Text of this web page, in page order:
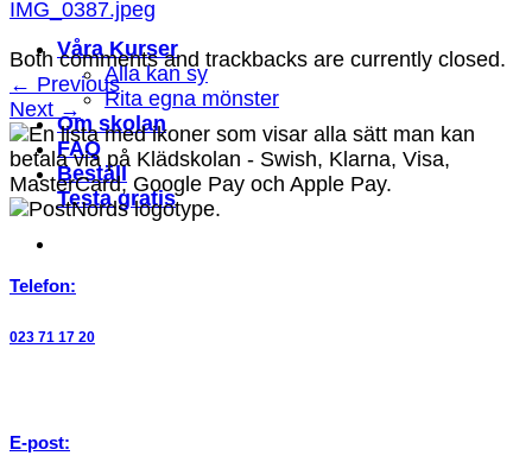
Våra Kurser
Alla kan sy
Rita egna mönster
Om skolan
FAQ
Beställ
Testa gratis
IMG_0387.jpeg
Both comments and trackbacks are currently closed.
← Previous
Next →
Telefon:
023 71 17 20
E-post: